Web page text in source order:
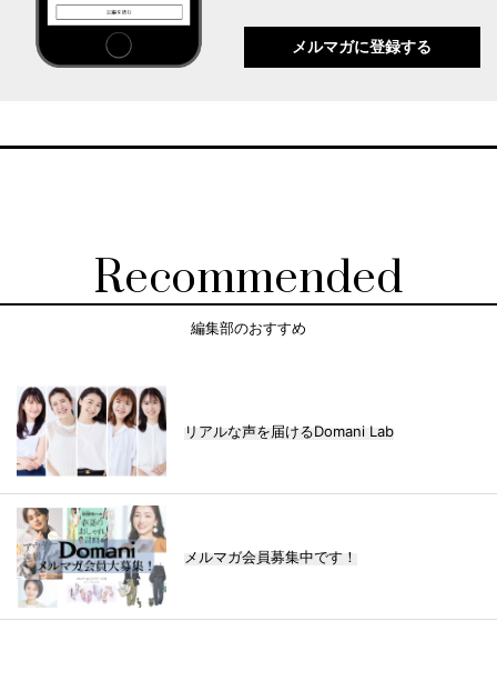
メルマガに登録する
Recommended
編集部のおすすめ
リアルな声を届けるDomani Lab
メルマガ会員募集中です！